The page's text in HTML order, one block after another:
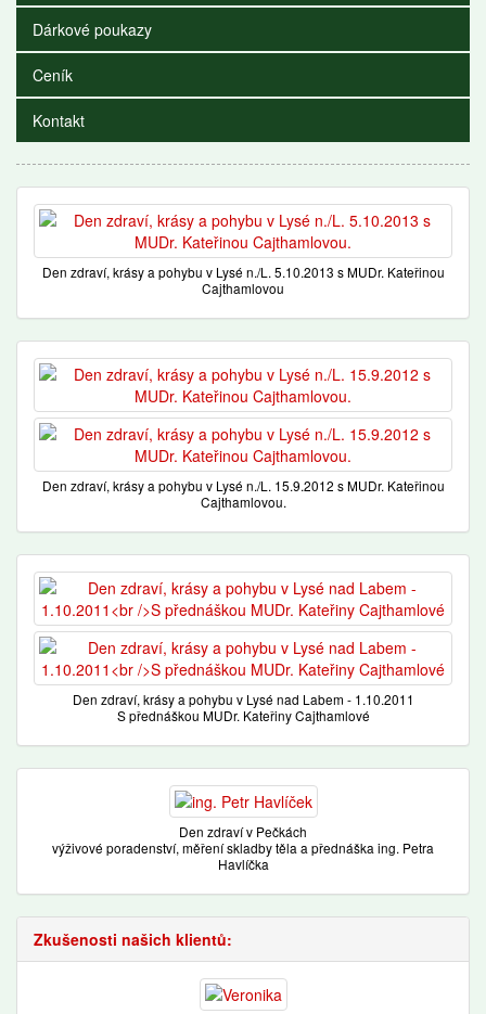
Dárkové poukazy
Ceník
Kontakt
Den zdraví, krásy a pohybu v Lysé n./L. 5.10.2013 s MUDr. Kateřinou
Cajthamlovou
Den zdraví, krásy a pohybu v Lysé n./L. 15.9.2012 s MUDr. Kateřinou
Cajthamlovou.
Den zdraví, krásy a pohybu v Lysé nad Labem - 1.10.2011
S přednáškou MUDr. Kateřiny Cajthamlové
Den zdraví v Pečkách
výživové poradenství, měření skladby těla a přednáška ing. Petra
Havlíčka
Zkušenosti našich klientů: